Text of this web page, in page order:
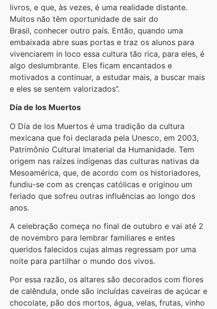
livros, e que, às vezes, é uma realidade distante.
Muitos não têm oportunidade de sair do
Brasil, conhecer outro país. Então, quando uma
embaixada abre suas portas e traz os alunos para
vivenciarem in loco essa cultura tão rica, para eles, é
algo deslumbrante. Eles ficam encantados e
motivados a continuar, a estudar mais, a buscar mais
e eles se sentem valorizados”.
Día de los Muertos
O Día de los Muertos é uma tradição da cultura
mexicana que foi declarada pela Unesco, em 2003,
Patrimônio Cultural Imaterial da Humanidade. Tem
origem nas raízes indígenas das culturas nativas da
Mesoamérica, que, de acordo com os historiadores,
fundiu-se com as crenças católicas e originou um
feriado que sofreu outras influências ao longo dos
anos.
A celebração começa no final de outubro e vai até 2
de novembro para lembrar familiares e entes
queridos falecidos cujas almas regressam por uma
noite para partilhar o mundo dos vivos.
Por essa razão, os altares são decorados com flores
de calêndula, onde são incluídas caveiras de açúcar e
chocolate, pão dos mortos, água, velas, frutas, vinho